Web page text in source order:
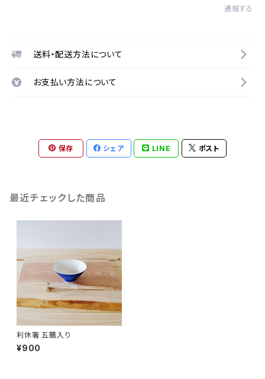
通報する
送料・配送方法について
お支払い方法について
保存 シェア LINE ポスト
最近チェックした商品
利休箸 五膳入り
¥900